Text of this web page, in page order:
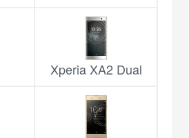
Xperia XA2 Dual